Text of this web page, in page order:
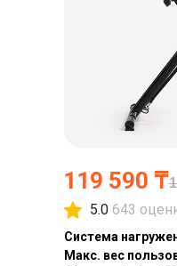
119 590 ₸
Система
Макс. вес
5.0 643